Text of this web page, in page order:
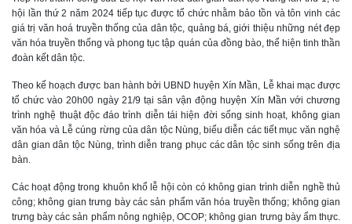
hội lần thứ 2 năm 2024 tiếp tục được tổ chức nhằm bảo tồn và tôn vinh các
giá trị văn hoá truyền thống của dân tộc, quảng bá, giới thiệu những nét đẹp
văn hóa truyền thống và phong tục tập quán của đồng bào, thể hiện tinh thần
đoàn kết dân tộc.
Theo kế hoạch được ban hành bởi UBND huyện Xín Mần, Lễ khai mạc được
tổ chức vào 20h00 ngày 21/9 tại sân vận động huyện Xín Mần với chương
trình nghệ thuật độc đáo trình diễn tái hiện đời sống sinh hoạt, không gian
văn hóa và Lễ cúng rừng của dân tộc Nùng, biểu diễn các tiết mục văn nghệ
dân gian dân tộc Nùng, trình diễn trang phục các dân tộc sinh sống trên địa
bàn.
Các hoạt động trong khuôn khổ lễ hội còn có không gian trình diễn nghề thủ
công; không gian trưng bày các sản phẩm văn hóa truyền thống; không gian
trưng bày các sản phẩm nông nghiệp, OCOP; không gian trưng bày ẩm thực.